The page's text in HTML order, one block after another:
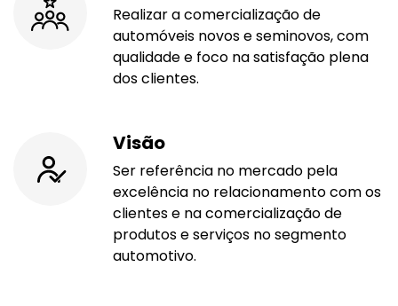
Realizar a comercialização de
automóveis novos e seminovos, com
qualidade e foco na satisfação plena
dos clientes.
Visão
Ser referência no mercado pela
excelência no relacionamento com os
clientes e na comercialização de
produtos e serviços no segmento
automotivo.